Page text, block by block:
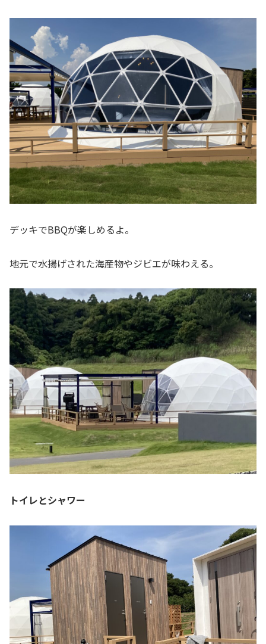
デッキでBBQが楽しめるよ。
地元で水揚げされた海産物やジビエが味わえる。
トイレとシャワー